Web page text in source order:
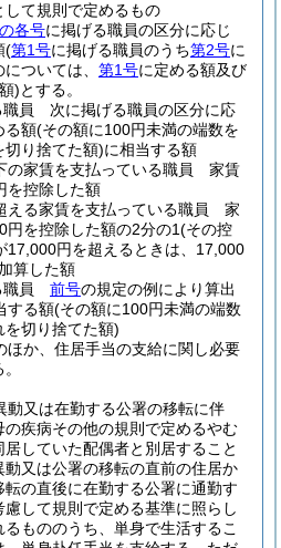
て規則で定めるもの
各号に掲げる職員の区分に応じ
(第1号に掲げる職員のうち第2号に
ついては、 第1号に定める額及び
)とする。
職員 次に掲げる職員の区分に応
る額(その額に100円未満の端数を
切り捨てた額)に相当する額
の家賃を支払っている職員 家賃
を控除した額
える家賃を支払っている職員 家
を控除した額の2分の1(その控
17,000円を超えるときは、17,000
算した額
職員 前号の規定の例により算出
する額(その額に100円未満の端数
を切り捨てた額)
ほか、住居手当の支給に関し必要
動又は在勤する公署の移転に伴
疾病その他の規則で定めるやむ
していた配偶者と別居すること
動又は公署の移転の直前の住居か
の直後に在勤する公署に通勤す
して規則で定める基準に照らし
もののうち、単身で生活するこ